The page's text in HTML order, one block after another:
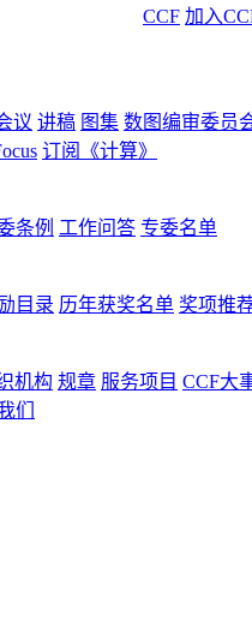
CCF 加入
议 讲稿 图集 数图编审委员
订阅《计算》
条例 工作问答 专委名单
目录 历年获奖名单 奖项推
机构 规章 服务项目 CCF大
们